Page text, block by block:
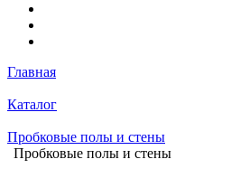
Главная
Каталог
Пробковые полы и стены
Пробковые полы и стены